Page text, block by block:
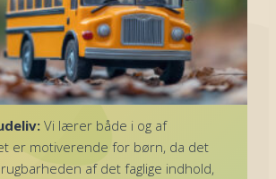
Vi lærer både i og af
er motiverende for børn, da det
af det faglige indhold,